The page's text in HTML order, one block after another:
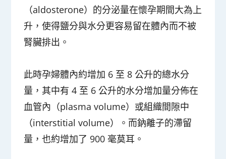
（aldosterone）的分泌量在懷孕期間大為上
升，使得鹽分與水分更容易留在體內而不被
腎臟排出。
此時孕婦體內約增加 6 至 8 公升的總水分
量 ，其中有 4 至 6 公升的水分增加量分佈在
血管內（plasma volume）或組織間隙中
（interstitial volume）。而鈉離子的滯留
量，也約增加了 900 毫莫耳。